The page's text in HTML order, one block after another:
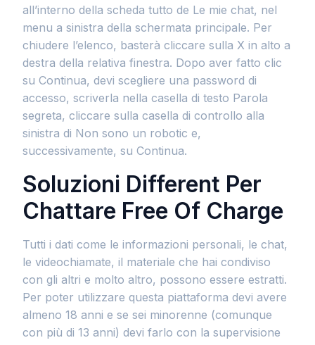
all’interno della scheda tutto de Le mie chat, nel
menu a sinistra della schermata principale. Per
chiudere l’elenco, basterà cliccare sulla X in alto a
destra della relativa finestra. Dopo aver fatto clic
su Continua, devi scegliere una password di
accesso, scriverla nella casella di testo Parola
segreta, cliccare sulla casella di controllo alla
sinistra di Non sono un robotic e,
successivamente, su Continua.
Soluzioni Different Per
Chattare Free Of Charge
Tutti i dati come le informazioni personali, le chat,
le videochiamate, il materiale che hai condiviso
con gli altri e molto altro, possono essere estratti.
Per poter utilizzare questa piattaforma devi avere
almeno 18 anni e se sei minorenne (comunque
con più di 13 anni) devi farlo con la supervisione